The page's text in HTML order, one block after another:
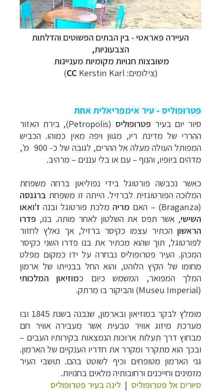
העיירה פאראטי - בין הבתים הפשוטים והדלתות
הצבעוניות,
משובצות חנויות מקומיות מעניינות
(צילומים:
CC Kerstin Karl)
פטרופוליס - עיר אימפריאלית אחת
סיור יום בעיר פטרופוליס (
Petropolis
)
, בירת האזור
ההררי של מדינת ריו, מגוון ויפה מאין כמוהו. הכביש
המפותל העולה מעלה אל ההרים, לגובה של כ- 900 מ',
מדהים ביופיו, והנוף – עם או בלי עננים – מרהיב.
כאשר נכבשה פורטוגל בידי נפוליאון ברחה משפחת
המלוכה הפורטוגזית לברזיל. הייתה זו משפחת ברגנסה
(
Braganza) – האם מריה מלכת פורטוגל ובנהז'ואאו
השישי, אשר תפס את השלטון לאחר מותה. בנו, פדרו
הראשון הכתיר עצמו כקיסר ברזיל, אך נאלץ לחזור
לפורטוגל, תוך שהוא מכתיר את בנו פדרו השני כקיסר
המכהן. העיר פטרופוליס נבחרה על ידו כמקום מפלט
מחומו של הקיץ הלוהט, והוא החל בבנייתו של ארמון
המלך המפואר, המשמש כיום כמוזיאון המלכותי
(
Museu Imperial) והביקור בו מרתק.
מומלץ לבקר במוזיאון ובארמון, שנבנה בשנת 1845 ובו
מערכת מיזוג אוויר טבעית אשר מעבירה אוויר חם
מבחוץ דרך תעלות ארוכות הנמצאות בקירותיו העבים –
ובכך הוא מתקרר ומקרר את חדריו הענקיים של הארמון.
גני הארמון מטופחים וכיף לשוטט בהם. תושבי העיר
מזמינים וחייכנים ורחובותיה מלאים בחנויות.
סיורים אל פטרופוליס | לינה בעיר פטרופוליס